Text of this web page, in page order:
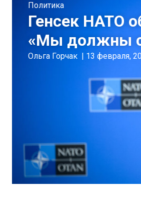
Политика
Генсек НАТО
«Мы должны
Ольга Горчак | 13 февраля,